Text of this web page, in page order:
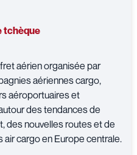
tchèque
aérien organisée par
aériennes cargo,
aéroportuaires et
des tendances de
des nouvelles routes et de
cargo en Europe centrale.